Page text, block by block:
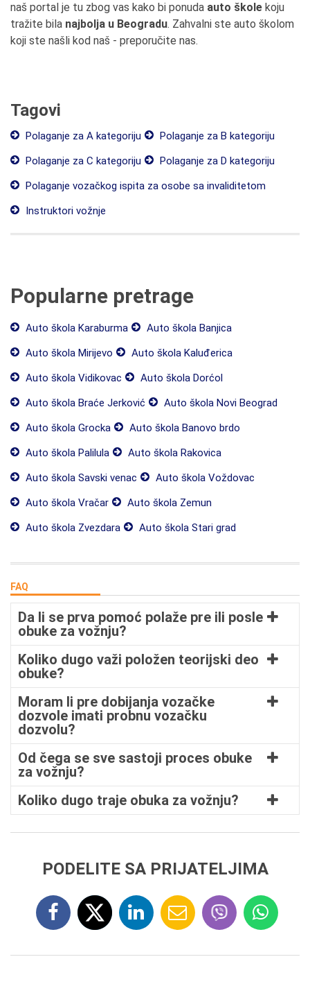
naš portal je tu zbog vas kako bi ponuda auto škole koju
tražite bila najbolja u Beogradu. Zahvalni ste auto školom
koji ste našli kod naš - preporučite nas.
Tagovi
Polaganje za A kategoriju
Polaganje za B kategoriju
Polaganje za C kategoriju
Polaganje za D kategoriju
Polaganje vozačkog ispita za osobe sa invaliditetom
Instruktori vožnje
Popularne pretrage
Auto škola Karaburma
Auto škola Banjica
Auto škola Mirijevo
Auto škola Kaluđerica
Auto škola Vidikovac
Auto škola Dorćol
Auto škola Braće Jerković
Auto škola Novi Beograd
Auto škola Grocka
Auto škola Banovo brdo
Auto škola Palilula
Auto škola Rakovica
Auto škola Savski venac
Auto škola Voždovac
Auto škola Vračar
Auto škola Zemun
Auto škola Zvezdara
Auto škola Stari grad
FAQ
Da li se prva pomoć polaže pre ili posle
obuke za vožnju?
Koliko dugo važi položen teorijski deo
obuke?
Moram li pre dobijanja vozačke
dozvole imati probnu vozačku
dozvolu?
Od čega se sve sastoji proces obuke
za vožnju?
Koliko dugo traje obuka za vožnju?
PODELITE SA PRIJATELJIMA